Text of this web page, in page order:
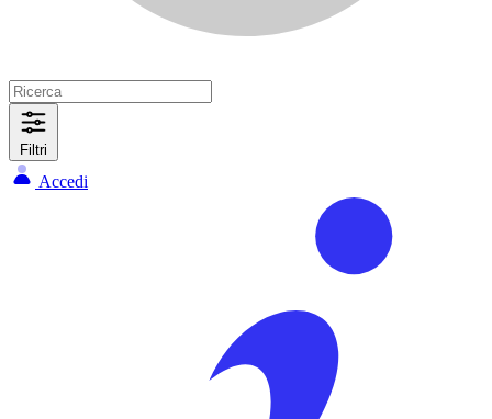
Filtri
Accedi